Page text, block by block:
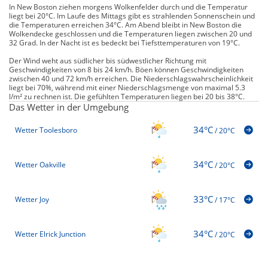
In New Boston ziehen morgens Wolkenfelder durch und die Temperatur
liegt bei 20°C. Im Laufe des Mittags gibt es strahlenden Sonnenschein und
die Temperaturen erreichen 34°C. Am Abend bleibt in New Boston die
Wolkendecke geschlossen und die Temperaturen liegen zwischen 20 und
32 Grad. In der Nacht ist es bedeckt bei Tiefsttemperaturen von 19°C.
Der Wind weht aus südlicher bis südwestlicher Richtung mit
Geschwindigkeiten von 8 bis 24 km/h. Böen können Geschwindigkeiten
zwischen 40 und 72 km/h erreichen. Die Niederschlagswahrscheinlichkeit
liegt bei 70%, während mit einer Niederschlagsmenge von maximal 5.3
l/m² zu rechnen ist. Die gefühlten Temperaturen liegen bei 20 bis 38°C.
Das Wetter in der Umgebung
Wetter Toolesboro 34°C/20°C
Wetter Oakville 34°C/20°C
Wetter Joy 33°C/17°C
Wetter Elrick Junction 34°C/20°C